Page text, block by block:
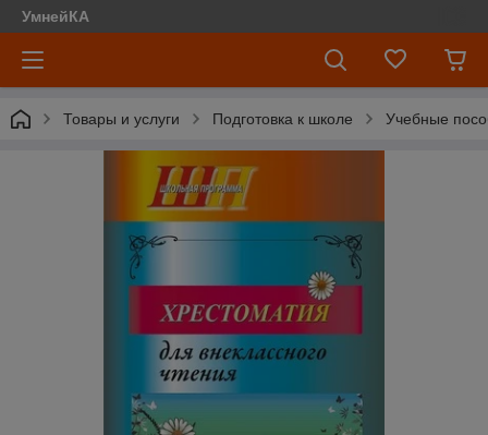
УмнейКА
Товары и услуги Подготовка к школе Учебные